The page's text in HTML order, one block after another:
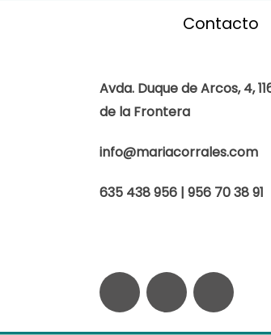
Contacto
Avda. Duque de Arcos, 4,
de la Frontera
info@mariacorrales.com
635 438 956 | 956 70 38 91
F I W